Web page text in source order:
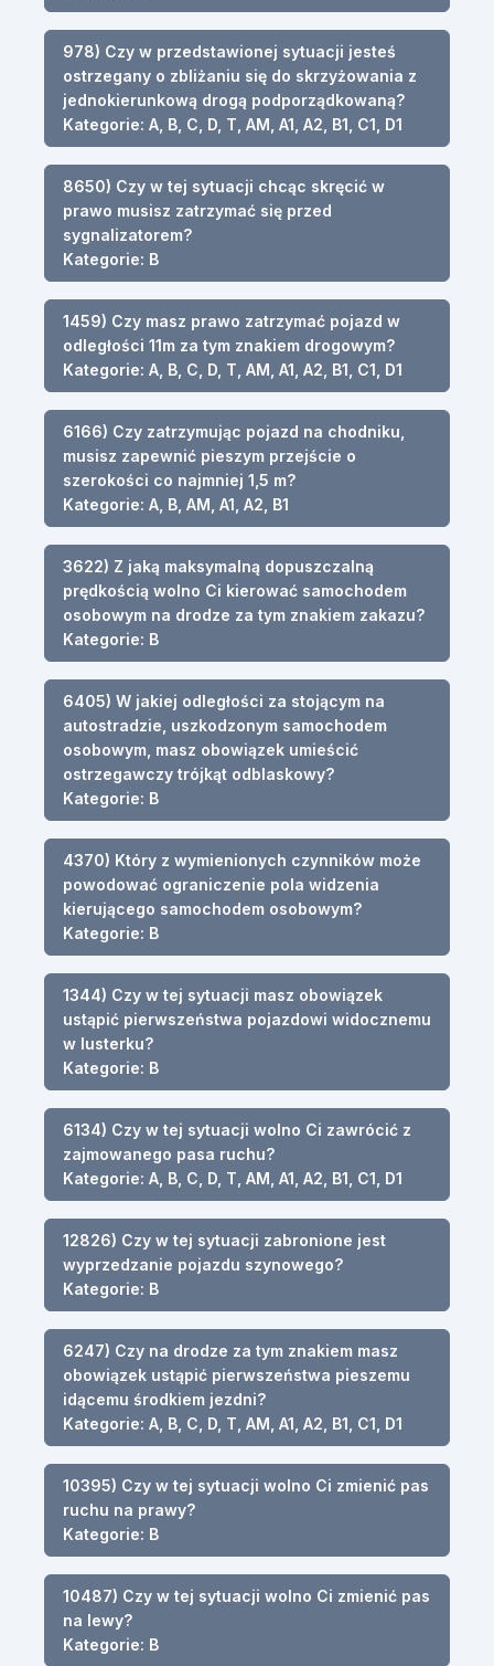
978) Czy w przedstawionej sytuacji jesteś
ostrzegany o zbliżaniu się do skrzyżowania z
jednokierunkową drogą podporządkowaną?
Kategorie: A, B, C, D, T, AM, A1, A2, B1, C1, D1
8650) Czy w tej sytuacji chcąc skręcić w
prawo musisz zatrzymać się przed
sygnalizatorem?
Kategorie: B
1459) Czy masz prawo zatrzymać pojazd w
odległości 11m za tym znakiem drogowym?
Kategorie: A, B, C, D, T, AM, A1, A2, B1, C1, D1
6166) Czy zatrzymując pojazd na chodniku,
musisz zapewnić pieszym przejście o
szerokości co najmniej 1,5 m?
Kategorie: A, B, AM, A1, A2, B1
3622) Z jaką maksymalną dopuszczalną
prędkością wolno Ci kierować samochodem
osobowym na drodze za tym znakiem zakazu?
Kategorie: B
6405) W jakiej odległości za stojącym na
autostradzie, uszkodzonym samochodem
osobowym, masz obowiązek umieścić
ostrzegawczy trójkąt odblaskowy?
Kategorie: B
4370) Który z wymienionych czynników może
powodować ograniczenie pola widzenia
kierującego samochodem osobowym?
Kategorie: B
1344) Czy w tej sytuacji masz obowiązek
ustąpić pierwszeństwa pojazdowi widocznemu
w lusterku?
Kategorie: B
6134) Czy w tej sytuacji wolno Ci zawrócić z
zajmowanego pasa ruchu?
Kategorie: A, B, C, D, T, AM, A1, A2, B1, C1, D1
12826) Czy w tej sytuacji zabronione jest
wyprzedzanie pojazdu szynowego?
Kategorie: B
6247) Czy na drodze za tym znakiem masz
obowiązek ustąpić pierwszeństwa pieszemu
idącemu środkiem jezdni?
Kategorie: A, B, C, D, T, AM, A1, A2, B1, C1, D1
10395) Czy w tej sytuacji wolno Ci zmienić pas
ruchu na prawy?
Kategorie: B
10487) Czy w tej sytuacji wolno Ci zmienić pas
na lewy?
Kategorie: B